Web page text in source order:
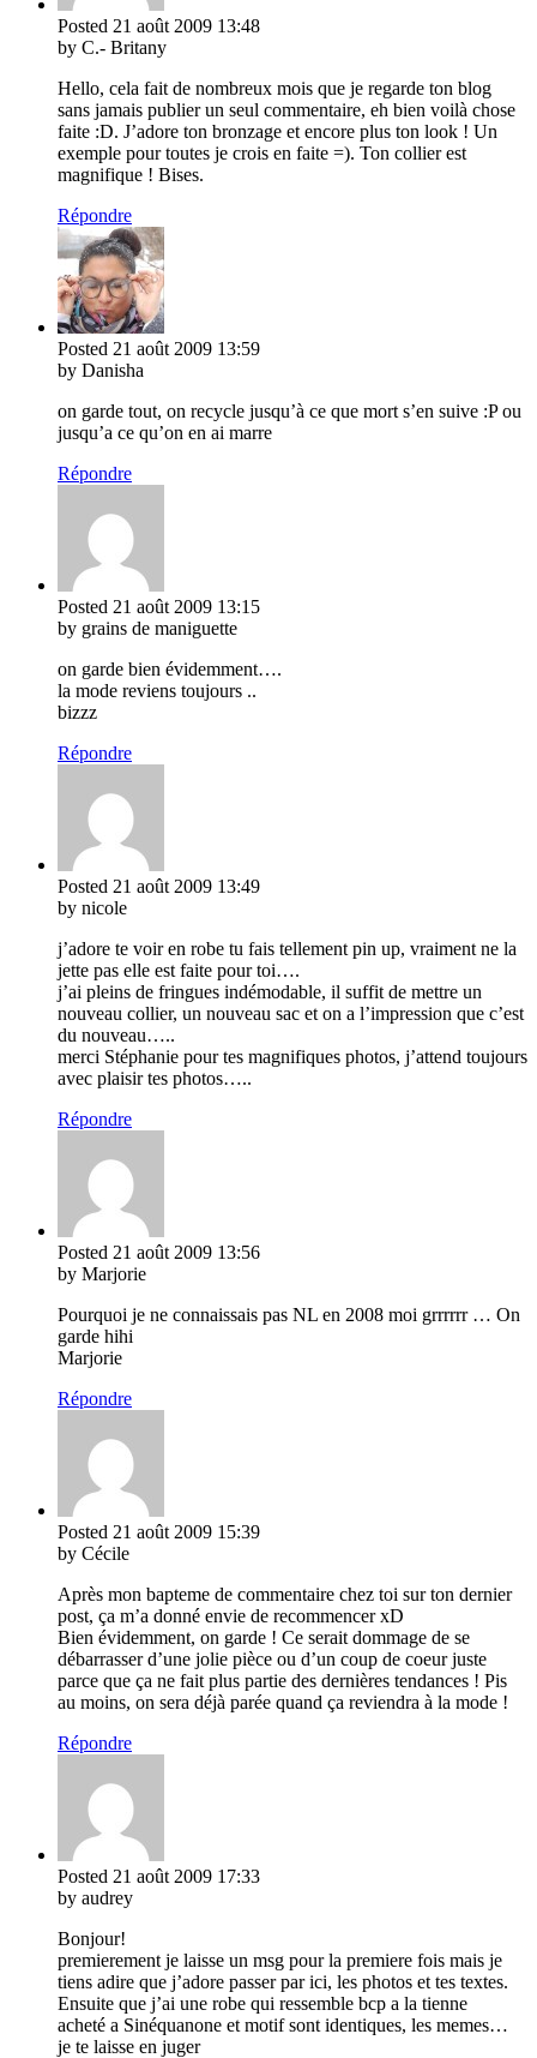
Posted 21 août 2009 13:48
by C.- Britany
Hello, cela fait de nombreux mois que je regarde ton blog
sans jamais publier un seul commentaire, eh bien voilà chose
faite :D. J’adore ton bronzage et encore plus ton look ! Un
exemple pour toutes je crois en faite =). Ton collier est
magnifique ! Bises.
Répondre
Posted 21 août 2009 13:59
by Danisha
on garde tout, on recycle jusqu’à ce que mort s’en suive :P ou
jusqu’a ce qu’on en ai marre
Répondre
Posted 21 août 2009 13:15
by grains de maniguette
on garde bien évidemment….
la mode reviens toujours ..
bizzz
Répondre
Posted 21 août 2009 13:49
by nicole
j’adore te voir en robe tu fais tellement pin up, vraiment ne la
jette pas elle est faite pour toi….
j’ai pleins de fringues indémodable, il suffit de mettre un
nouveau collier, un nouveau sac et on a l’impression que c’est
du nouveau…..
merci Stéphanie pour tes magnifiques photos, j’attend toujours
avec plaisir tes photos…..
Répondre
Posted 21 août 2009 13:56
by Marjorie
Pourquoi je ne connaissais pas NL en 2008 moi grrrrrr … On
garde hihi
Marjorie
Répondre
Posted 21 août 2009 15:39
by Cécile
Après mon bapteme de commentaire chez toi sur ton dernier
post, ça m’a donné envie de recommencer xD
Bien évidemment, on garde ! Ce serait dommage de se
débarrasser d’une jolie pièce ou d’un coup de coeur juste
parce que ça ne fait plus partie des dernières tendances ! Pis
au moins, on sera déjà parée quand ça reviendra à la mode !
Répondre
Posted 21 août 2009 17:33
by audrey
Bonjour!
premierement je laisse un msg pour la premiere fois mais je
tiens adire que j’adore passer par ici, les photos et tes textes.
Ensuite que j’ai une robe qui ressemble bcp a la tienne
acheté a Sinéquanone et motif sont identiques, les memes…
je te laisse en juger